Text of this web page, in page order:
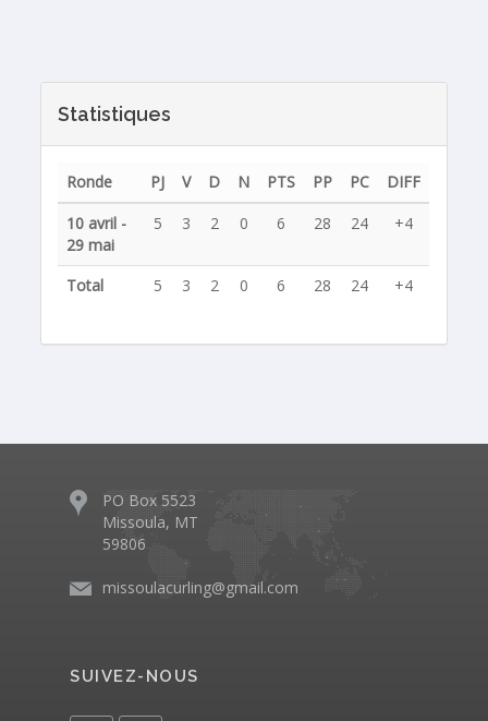
Statistiques
Ronde PJ V D N PTS PP PC
DIFF
10 avril -
29 mai
5 3 2 0 6 28 24 +4
Total 5 3 2 0 6 28 24 +4
PO Box 5523
Missoula, MT
59806
missoulacurling@gmail.com
SUIVEZ-NOUS